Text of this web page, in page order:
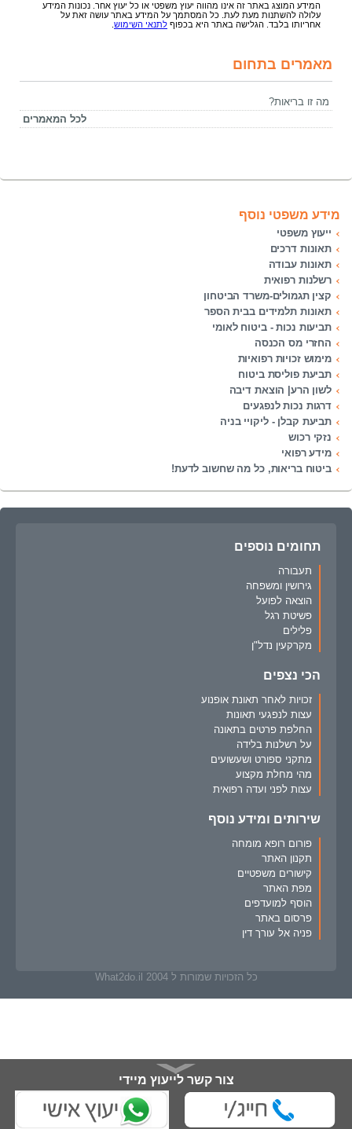
המידע המוצג באתר זה אינו מהווה יעוץ משפטי או כל יעוץ אחר. נכונות המידע
עלולה להשתנות מעת לעת. כל המסתמך על המידע באתר עושה זאת על
אחריותו בלבד. הגלישה באתר היא בכפוף לתנאי השימוש
מאמרים בתחום
מה זו בריאות?
לכל המאמרים
מידע משפטי נוסף
ייעוץ משפטי
תאונות דרכים
תאונות עבודה
רשלנות רפואית
קצין תגמולים-משרד הביטחון
תאונות תלמידים בבית הספר
תביעות נכות - ביטוח לאומי
החזרי מס הכנסה
מימוש זכויות רפואיות
תביעת פוליסת ביטוח
לשון הרע| הוצאת דיבה
דרגות נכות לנפגעים
תביעת קבלן - ליקויי בניה
נזקי רכוש
מידע רפואי
ביטוח בריאות, כל מה שחשוב לדעת!
תחומים נוספים
תעבורה
גירושין ומשפחה
הוצאה לפועל
פשיטת רגל
פלילים
מקרקעין נדל"ן
הכי נצפים
זכויות לאחר תאונת אופנוע
עצות לנפגעי תאונות
החלפת פרטים בתאונה
על רשלנות בלידה
מתקני ספורט ושעשועים
מהי מחלת מקצוע
עצות לפני ועדה רפואית
שירותים ומידע נוסף
פורום רופא מומחה
תקנון האתר
קישורים משפטיים
מפת האתר
הוסף למועדפים
פרסום באתר
פניה אל עורך דין
כל הזכויות שמורות ל What2do.il 2004
צור קשר לייעוץ מיידי